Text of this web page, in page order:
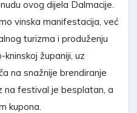
ovog dijela Dalmacije.
vinska manifestacija, već
turizma i produženju
županiji, uz
na snažnije brendiranje
na festival je besplatan, a
kupona.